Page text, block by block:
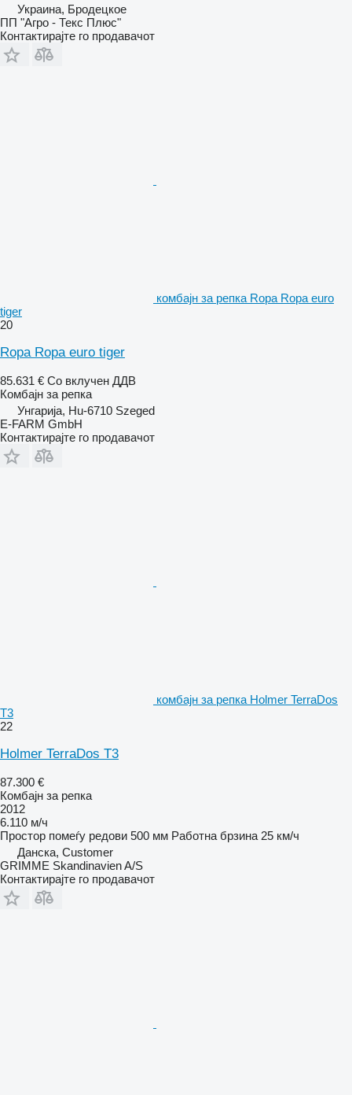
Украина, Бродецкое
ПП "Агро - Текс Плюс"
Контактирајте го продавачот
комбајн за репка Ropa Ropa euro
tiger
20
Ropa Ropa euro tiger
85.631 € Со вклучен ДДВ
Комбајн за репка
Унгарија, Hu-6710 Szeged
E-FARM GmbH
Контактирајте го продавачот
комбајн за репка Holmer TerraDos
T3
22
Holmer TerraDos T3
87.300 €
Комбајн за репка
2012
6.110 м/ч
Простор помеѓу редови 500 мм Работна брзина 25 км/ч
Данска, Customer
GRIMME Skandinavien A/S
Контактирајте го продавачот